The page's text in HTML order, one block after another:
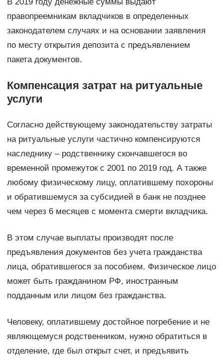
правопреемникам вкладчиков в определенных
законодателем случаях и на основании заявления
по месту открытия депозита с предъявлением
пакета документов.
Компенсация затрат на ритуальные
услуги
Согласно действующему законодательству затраты
на ритуальные услуги частично компенсируются
наследнику – родственнику скончавшегося во
временной промежуток с 2001 по 2019 год. А также
любому физическому лицу, оплатившему похороны
и обратившемуся за субсидией в банк не позднее
чем через 6 месяцев с момента смерти вкладчика.
В этом случае выплаты производят после
предъявления документов без учета гражданства
лица, обратившегося за пособием. Физическое лицо
может быть гражданином РФ, иностранным
подданным или лицом без гражданства.
Человеку, оплатившему достойное погребение и не
являющемуся родственником, нужно обратиться в
отделение, где был открыт счет, и предъявить